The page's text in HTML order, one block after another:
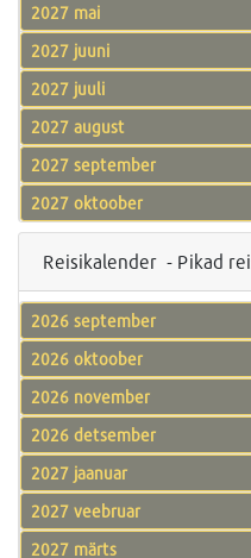
2027 mai
2027 juuni
2027 juuli
2027 august
2027 september
2027 oktoober
Reisikalender - Pikad
2026 september
2026 oktoober
2026 november
2026 detsember
2027 jaanuar
2027 veebruar
2027 märts